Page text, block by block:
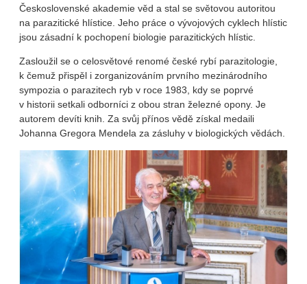
Československé akademie věd a stal se světovou autoritou
na parazitické hlístice. Jeho práce o vývojových cyklech hlístic
jsou zásadní k pochopení biologie parazitických hlístic.
Zasloužil se o celosvětové renomé české rybí parazitologie,
k čemuž přispěl i zorganizováním prvního mezinárodního
sympozia o parazitech ryb v roce 1983, kdy se poprvé
v historii setkali odborníci z obou stran železné opony. Je
autorem devíti knih. Za svůj přínos vědě získal medaili
Johanna Gregora Mendela za zásluhy v biologických vědách.